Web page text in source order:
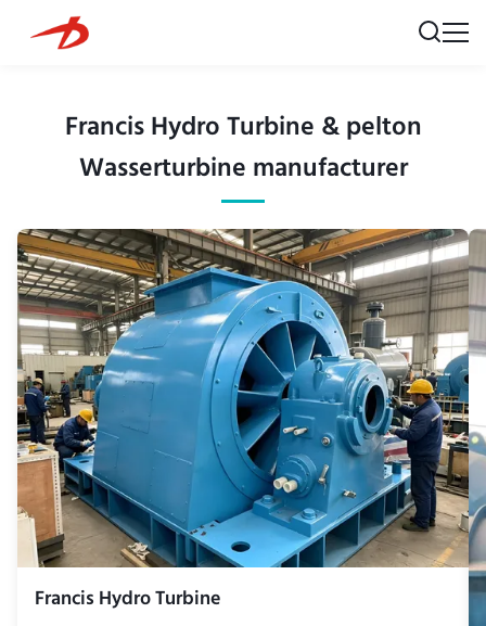
Francis Hydro Turbine & pelton
Wasserturbine manufacturer
Francis Hydro Turbine